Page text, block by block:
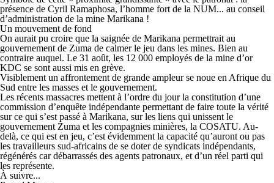
présence de Cyril Ramaphosa, l’homme fort de la NUM... au conseil
d’administration de la mine Marikana !
Un mouvement de fond
On aurait pu croire que la saignée de Marikana permettrait au
gouvernement de Zuma de calmer le jeu dans les mines. Bien au
contraire auquel. Le 31 août, les 12 000 employés de la mine d’or
KDC se sont aussi mis en grève.
Visiblement un affrontement de grande ampleur se noue en Afrique du
Sud entre les masses et le gouvernement.
Les récents massacres mettent à l’ordre du jour la constitution d’une
commission d’enquête indépendante permettant de faire toute la vérité
sur ce qui s’est passé à Marikana, sur les liens qui unissent le
gouvernement Zuma et les compagnies minières, la COSATU. Au-
delà, ce qui est en jeu, c’est évidemment la capacité qu’auront ou pas
les travailleurs sud-africains de se doter de syndicats indépendants,
régénérés car débarrassés des agents patronaux, et d’un réel parti qui
les représente.
À suivre...